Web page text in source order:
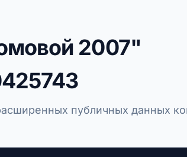
2007"
публичных данных